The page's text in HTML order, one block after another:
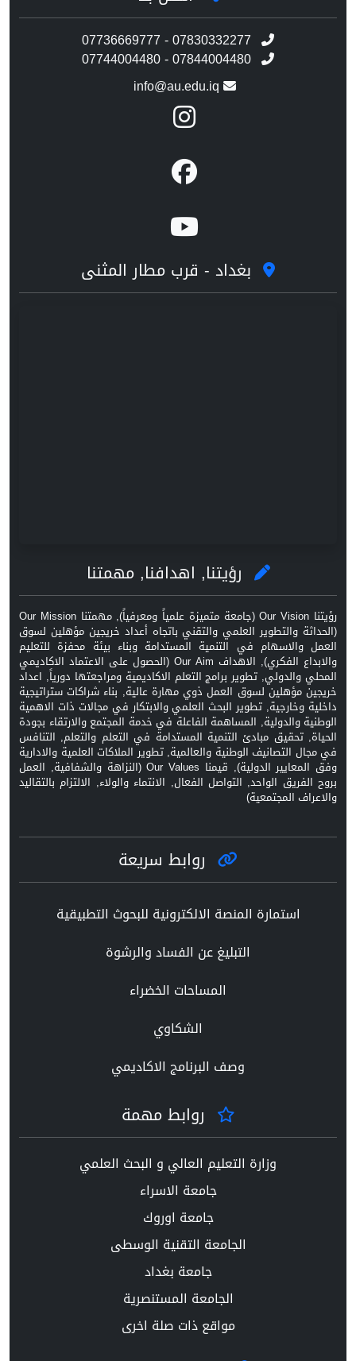
07736669777 - 07830332277
07744004480 - 07844004480
info@au.edu.iq
بغداد - قرب مطار المثنى
رؤيتنا, اهدافنا, مهمتنا
رؤيتنا Our Vision (جامعة متميزة علمياً ومعرفياً), مهمتنا Our Mission
(الحداثة والتطوير العلمي والتقني باتجاه أعداد خريجين مؤهلين لسوق
العمل والاسهام في التنمية المستدامة وبناء بيئة محفزة للتعليم
والابداع الفكري), الاهداف Our Aim (الحصول على الاعتماد الاكاديمي
المحلي والدولي, تطوير برامج التعلم الاكاديمية ومراجعتها دورياً, اعداد
خريجين مؤهلين لسوق العمل ذوي مهارة عالية, بناء شراكات ستراتيجية
داخلية وخارجية, تطوير البحث العلمي والابتكار في مجالات ذات الاهمية
الوطنية والدولية, المساهمة الفاعلة في خدمة المجتمع والارتقاء بجودة
الحياة, تحقيق مبادئ التنمية المستدامة في التعلم والتعلم, التنافس
في مجال التصانيف الوطنية والعالمية, تطوير الملاكات العلمية والادارية
وفق المعايير الدولية), قيمنا Our Values (النزاهة والشفافية, العمل
بروح الفريق الواحد, التواصل الفعال, الانتماء والولاء, الالتزام بالتقاليد
والاعراف المجتمعية)
روابط سريعة
استمارة المنصة الالكترونية للبحوث التطبيقية
التبليغ عن الفساد والرشوة
المساحات الخضراء
الشكاوي
وصف البرنامج الاكاديمي
روابط مهمة
وزارة التعليم العالي و البحث العلمي
جامعة الاسراء
جامعة اوروك
الجامعة التقنية الوسطى
جامعة بغداد
الجامعة المستنصرية
مواقع ذات صلة اخرى